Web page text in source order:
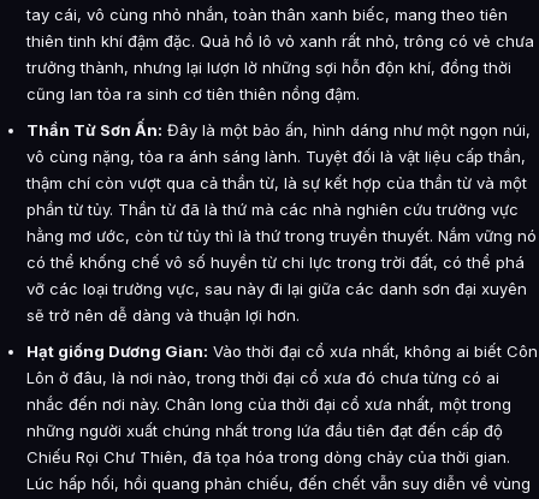
tay cái, vô cùng nhỏ nhắn, toàn thân xanh biếc, mang theo tiên
thiên tinh khí đậm đặc. Quả hồ lô vỏ xanh rất nhỏ, trông có vẻ chưa
trưởng thành, nhưng lại lượn lờ những sợi hỗn độn khí, đồng thời
cũng lan tỏa ra sinh cơ tiên thiên nồng đậm.
Thần Từ Sơn Ấn: Đây là một bảo ấn, hình dáng như một ngọn núi,
vô cùng nặng, tỏa ra ánh sáng lành. Tuyệt đối là vật liệu cấp thần,
thậm chí còn vượt qua cả thần từ, là sự kết hợp của thần từ và một
phần từ tủy. Thần từ đã là thứ mà các nhà nghiên cứu trường vực
hằng mơ ước, còn từ tủy thì là thứ trong truyền thuyết. Nắm vững nó
có thể khống chế vô số huyền từ chi lực trong trời đất, có thể phá
vỡ các loại trường vực, sau này đi lại giữa các danh sơn đại xuyên
sẽ trở nên dễ dàng và thuận lợi hơn.
Hạt giống Dương Gian: Vào thời đại cổ xưa nhất, không ai biết Côn
Lôn ở đâu, là nơi nào, trong thời đại cổ xưa đó chưa từng có ai
nhắc đến nơi này. Chân long của thời đại cổ xưa nhất, một trong
những người xuất chúng nhất trong lứa đầu tiên đạt đến cấp độ
Chiếu Rọi Chư Thiên, đã tọa hóa trong dòng chảy của thời gian.
Lúc hấp hối, hồi quang phản chiếu, đến chết vẫn suy diễn về vùng